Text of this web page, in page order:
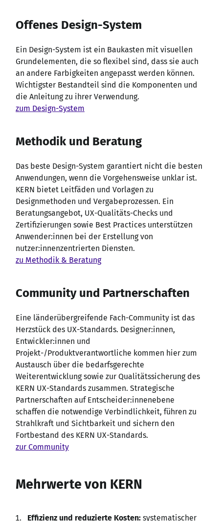
Offenes Design-System
Ein Design-System ist ein Baukasten mit visuellen
Grundelementen, die so flexibel sind, dass sie auch
an andere Farbigkeiten angepasst werden können.
Wichtigster Bestandteil sind die Komponenten und
die Anleitung zu ihrer Verwendung.
zum Design-System
Methodik und Beratung
Das beste Design-System garantiert nicht die besten
Anwendungen, wenn die Vorgehensweise unklar ist.
KERN bietet Leitfäden und Vorlagen zu
Designmethoden und Vergabeprozessen. Ein
Beratungsangebot, UX-Qualitäts-Checks und
Zertifizierungen sowie Best Practices unterstützen
Anwender:innen bei der Erstellung von
nutzer:innenzentrierten Diensten.
zu Methodik & Beratung
Community und Partnerschaften
Eine länderübergreifende Fach-Community ist das
Herzstück des UX-Standards. Designer:innen,
Entwickler:innen und
Projekt-/Produktverantwortliche kommen hier zum
Austausch über die bedarfsgerechte
Weiterentwicklung sowie zur Qualitätssicherung des
KERN UX-Standards zusammen. Strategische
Partnerschaften auf Entscheider:innenebene
schaffen die notwendige Verbindlichkeit, führen zu
Strahlkraft und Sichtbarkeit und sichern den
Fortbestand des KERN UX-Standards.
zur Community
Mehrwerte von KERN
Effizienz und reduzierte Kosten: systematischer